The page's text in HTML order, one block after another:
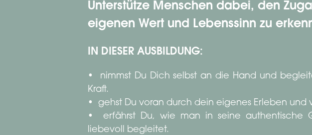
Unterstütze Menschen dabei, den
eigenen Wert und Lebenssinn zu
IN DIESER AUSBILDUNG:
• nimmst Du Dich selbst an die Hand und
Kraft.
• gehst Du voran durch dein eigenes Erleben und
• erfährst Du, wie man in seine authentische
liebevoll begleitet.